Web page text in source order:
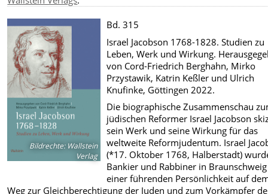
Bildrechte:Wallstein
Verlag
Bd. 315
Israel Jacobson 1768-1828. Studien zu
Leben, Werk und Wirkung.
von Cord-Friedrich Berghahn, Mirko
Przystawik, Katrin Keßler und Ulrich
Knufinke, Göttingen 2022.
Die biographische Zusammenschau
jüdischen Reformer Israel Jacobson
sein Werk und seine Wirkung für das
weltweite Reformjudentum. Israel
(*17. Oktober 1768, Halberstadt)
Bankier und Rabbiner in
einer führenden Persönlichkeit auf
Weg zur Gleichberechtigung der Juden und zum Vorkämpfer